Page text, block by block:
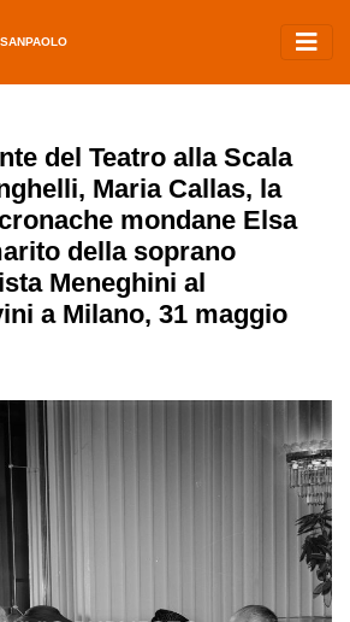
del Teatro alla Scala
Maria Callas, la
mondane Elsa
della soprano
Meneghini al
a Milano, 31 maggio